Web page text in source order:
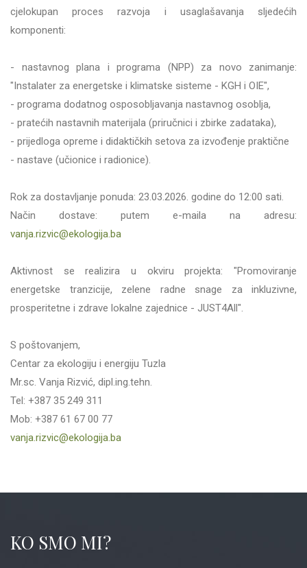
cjelokupan proces razvoja i usaglašavanja sljedećih
komponenti:
- nastavnog plana i programa (NPP) za novo zanimanje:
"Instalater za energetske i klimatske sisteme - KGH i OIE",
- programa dodatnog osposobljavanja nastavnog osoblja,
- pratećih nastavnih materijala (priručnici i zbirke zadataka),
- prijedloga opreme i didaktičkih setova za izvođenje praktične
- nastave (učionice i radionice).
Rok za dostavljanje ponuda: 23.03.2026. godine do 12:00 sati.
Način dostave: putem e-maila na adresu:
vanja.rizvic@ekologija.ba
Aktivnost se realizira u okviru projekta: "Promoviranje
energetske tranzicije, zelene radne snage za inkluzivne,
prosperitetne i zdrave lokalne zajednice - JUST4All".
S poštovanjem,
Centar za ekologiju i energiju Tuzla
Mr.sc. Vanja Rizvić, dipl.ing.tehn.
Tel: +387 35 249 311
Mob: +387 61 67 00 77
vanja.rizvic@ekologija.ba
KO SMO MI?